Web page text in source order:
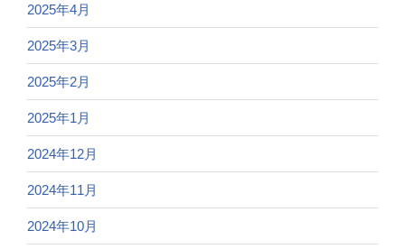
2025年4月
2025年3月
2025年2月
2025年1月
2024年12月
2024年11月
2024年10月